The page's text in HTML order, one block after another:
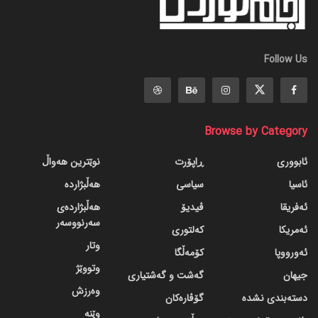
Follow Us
Browse by Category
ئابووری
ئاسیا
ئەفریقا
ئەمریکا
ئەورووپا
جیهان
دسته‌بندی نشده
ڕاپۆرت
سیاسی
ڤیدیۆ
کەلتوری
کۆمەڵگا
گه‌شت و گه‌شتیاری
گۆڤاره‌کان
نوێترین هەواڵ
هەڵبژاردە
هەڵبژاردەی
سەرنووسەر
وتار
وتووێژ
وەرزش
وێنە